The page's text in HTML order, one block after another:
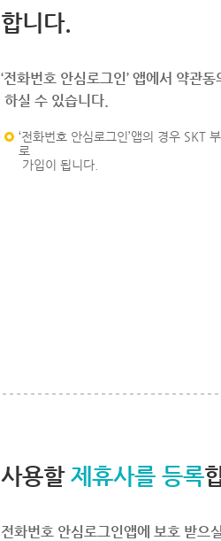
합니다.
‘전화번호 안심로그인’ 앱에서 약관
하실 수 있습니다.
‘전화번호 안심로그인’앱의 경우 SKT
로
가입이 됩니다.
사용할 제휴사를 등록
전화번호 안심로그인앱에 보호 받으